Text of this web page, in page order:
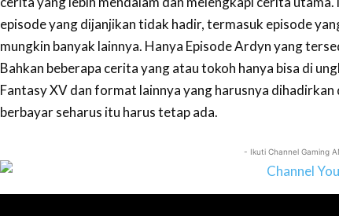
episode yang dijanjikan tidak hadir, termasuk episode
mungkin banyak lainnya. Hanya Episode Ardyn yang
Bahkan beberapa cerita yang atau tokoh hanya bisa di
Fantasy XV dan format lainnya yang harusnya dihadirkan
berbayar seharus itu harus tetap ada.
- Ikuti Channel Gaming